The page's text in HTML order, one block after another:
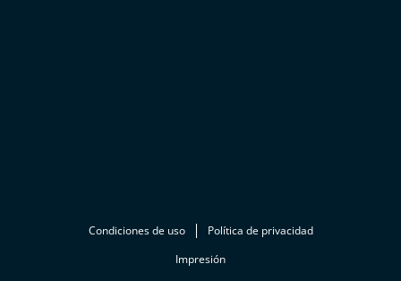
Condiciones de uso
Política de privacidad
Impresión